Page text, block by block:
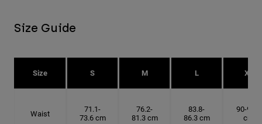
Size Guide
Size S M L XL
Waist
71.1-
73.6 cm
76.2-
81.3 cm
83.8-
86.3 cm
90-91.4
cm